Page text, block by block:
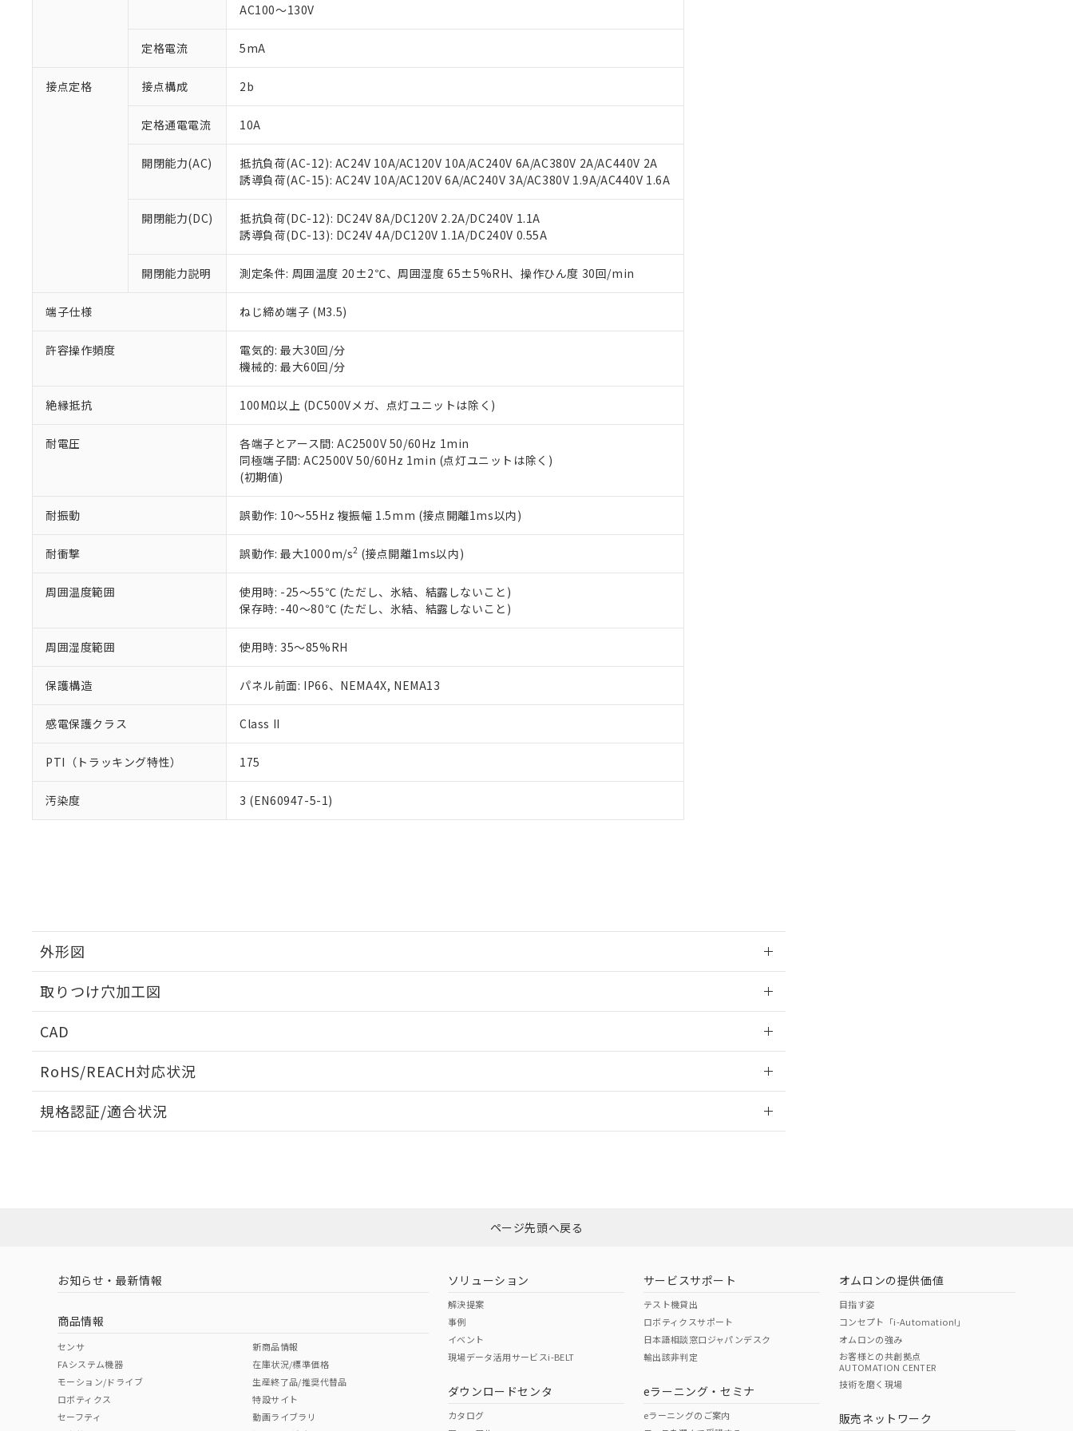
AC100～130V
定格電流 5mA
接点定格 接点構成 2b
定格通電電流 10A
開閉能力(AC)
抵抗負荷(AC-12): AC24V 10A/AC120V 10A/AC240V 6A/AC380V 2A/AC440V 2A
誘導負荷(AC-15): AC24V 10A/AC120V 6A/AC240V 3A/AC380V 1.9A/AC440V 1.6A
開閉能力(DC)
抵抗負荷(DC-12): DC24V 8A/DC120V 2.2A/DC240V 1.1A
誘導負荷(DC-13): DC24V 4A/DC120V 1.1A/DC240V 0.55A
開閉能力説明 測定条件: 周囲温度 20±2℃、周囲湿度 65±5%RH、操作ひん度 30回/min
端子仕様 ねじ締め端子 (M3.5)
許容操作頻度
電気的: 最大30回/分
機械的: 最大60回/分
絶縁抵抗 100MΩ以上 (DC500Vメガ、点灯ユニットは除く)
耐電圧
各端子とアース間: AC2500V 50/60Hz 1min
同極端子間: AC2500V 50/60Hz 1min (点灯ユニットは除く)
(初期値)
耐振動 誤動作: 10～55Hz 複振幅 1.5mm (接点開離1ms以内)
耐衝撃 誤動作: 最大1000m/s2 (接点開離1ms以内)
周囲温度範囲
使用時: -25～55℃ (ただし、氷結、結露しないこと)
保存時: -40～80℃ (ただし、氷結、結露しないこと)
周囲湿度範囲 使用時: 35～85%RH
保護構造 パネル前面: IP66、NEMA4X, NEMA13
感電保護クラス Class II
PTI（トラッキング特性） 175
汚染度 3 (EN60947-5-1)
外形図
取りつけ穴加工図
CAD
RoHS/REACH対応状況
EU RoHS 注意事項・凡例
ダウンロードはこちら
中国 RoHS 注意事項・凡例
中国 RoHS表
Pb Hg Cr(VI)
規格認証/適合状況
（イギリス
（ノルウェー
（日本
（アメリカ
この製品の規格認証/適合状況ページへ
その他の認証はこちらのページからご検索ください
以下の条件をお読みいただき、同意のうえご利用ください。
正式な納期状況および標準価格はお客様のお取引先、またはお客様担当のオムロン制御機器販売店・
当社販売員にご相談ください。
オムロン制御機器販売店や当社販売拠点は「販売ネットワーク
」をご確認ください。
在庫状況および標準価格結果を当社の事前の承諾なく第三者に漏洩または開示しないようお願いしま
す。
マイパーツ機能（部品リスト作成サービス）をご利用いただくには、I-Webメンバーズにご登録され
ている必要があります。
が、当社の製品・サービスに関するお客様との取引・商談に必要な範囲で利用することをご了承くだ
さい。
※当社の共同利用者とは、
いる法人を指します。
があります。
*EU RoHS指令（10物質）：
六価クロム(Cr(Ⅵ)) 1000ppm以下、ポリ臭化ビフェニル類(PBB) 1000ppm以下、ポリ臭化ジフェニルエーテル類(PBDE) 1000ppm以下、
但し、RoHS指令で産業用監視および制御機器に対する適用除外項目は除く。
フタル酸エステル類の４物質については閾値を超える意図的な使用がないことを確認しています。
※2 対応予定月
部品在庫の切り替え状況などにより、予定月が前後することがあります。
※3 非含有証明書ダウンロード
EU RoHS指令（10物質）の非含有証明書
51物質の非含有証明書（当社基準）
※本証明書は発行日時点で非含有を証明するもので、過去に遡って非含有を証明するものではありません。
また、RoHS指令のフタル酸エステル類４物質の対応では、対応完了までの期間は出荷製品に未対応品が
混在することから備考欄に対応日を記載しておりました。
既に当社にて対応品への在庫切替を完了していることから、特段のことがない限り、2022年1月12日よ
「×」：最大均質材料含有率が中国RoHSの基準値を超えていることを示します。
「－」：未確認です。当社販売部門へお問い合わせください。
Pb(鉛) :1000ppm、 Hg(水銀) : 1000ppm、 Cd(カドミウム) : 100ppm、
DBP(フタル酸ジブチル) : 1000ppm、 DIBP(フタル酸ジイソブチル) : 1000ppm、 BBP(フタル酸ブチルベンジル) : 1000ppm、
※2 環境保護使用期限
「ｅ」：有害物質（10物質）のすべてが基準値以下であることを示します。
「10」：通常の使用状況下において有害物質が外部に漏えいし、環境に深刻な影響を及ぼさない年数を意
味します。
「－」：未確認です。当社販売部門へお問い合わせください。
う）を輸出または国外への提供する場合は、日本国政府の輸出許可(または役務取引許可)を取得する
置等に一切使用いたしません。
当社は、貴社製品を第三者に販売する場合は、上記1、2および3の内容を当該第三者に通知します。
また当社は、販売先および販売に係わる関係者が違法に輸出するおそれがある場合は、取り引きをい
たしません。
記
説明
△ 一定数には満たないが在庫あり
－
在庫なし(最新の在庫状況については、お客様のお取引先、またはお客様担当のオムロン制御
機器販売店・当社販売員にご確認ください)
空
白
受注生産機種、また在庫状況の情報を公開していない機種
ページ先頭へ戻る
お知らせ・最新情報
商品情報
センサ
FAシステム機器
モーション/ドライブ
ロボティクス
セーフティ
新商品情報
在庫状況/標準価格
生産終了品/推奨代替品
特設サイト
動画ライブラリ
ソリューション
解決提案
事例
イベント
現場データ活用サービスi-BELT
ダウンロードセンタ
カタログ
サービスサポート
テスト機貸出
ロボティクスサポート
日本語相談窓口ジャパンデスク
輸出該非判定
eラーニング・セミナ
eラーニングのご案内
オムロンの提供価値
目指す姿
コンセプト「i-Automation!」
オムロンの強み
お客様との共創拠点
AUTOMATION CENTER
技術を磨く現場
販売ネットワーク